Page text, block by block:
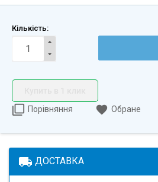
Кількість:
Порівняння
Обране
local_shipping ДОСТАВКА